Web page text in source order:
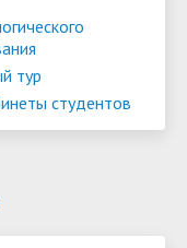
тур
студентов